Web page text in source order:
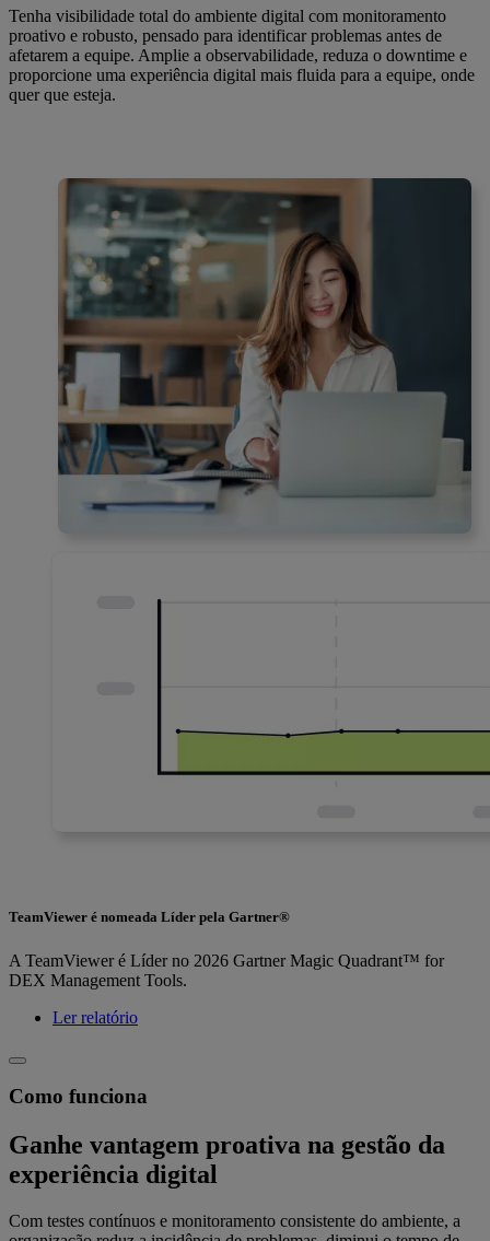
Tenha visibilidade total do ambiente digital com monitoramento
proativo e robusto, pensado para identificar problemas antes de
afetarem a equipe. Amplie a observabilidade, reduza o downtime e
proporcione uma experiência digital mais fluida para a equipe, onde
quer que esteja.
TeamViewer é nomeada Líder pela Gartner®
A TeamViewer é Líder no 2026 Gartner Magic Quadrant™ for
DEX Management Tools.
Ler relatório
Como funciona
Ganhe vantagem proativa na gestão da
experiência digital
Com testes contínuos e monitoramento consistente do ambiente, a